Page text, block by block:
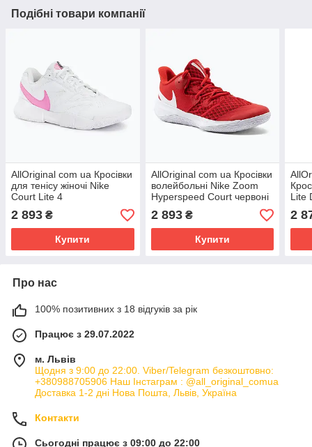
Подібні товари компанії
AllOriginal com ua Кросівки
для тенісу жіночі Nike
Court Lite 4
white/black/playful pink
РОЗМІРИ ЗАПИТУЙТЕ
2 893 ₴
Купити
AllOriginal com ua Кросівки
волейбольні Nike Zoom
Hyperspeed Court червоні
CI2964-610 РОЗМІРИ
ЗАПИТУЙТЕ
2 893₴
Купити
Lite
2
Про нас
100% позитивних з 18 відгуків за рік
Працює з 29.07.2022
м. Львів
Щодня з 9:00 до 22:00. Viber/Telegram безкоштовно:
+380988705906 Наш Інстаграм : @all_original_comua
Доставка 1-2 дні Нова Пошта, Львів, Україна
Контакти
Сьогодні працює з 09:00 до 22:00